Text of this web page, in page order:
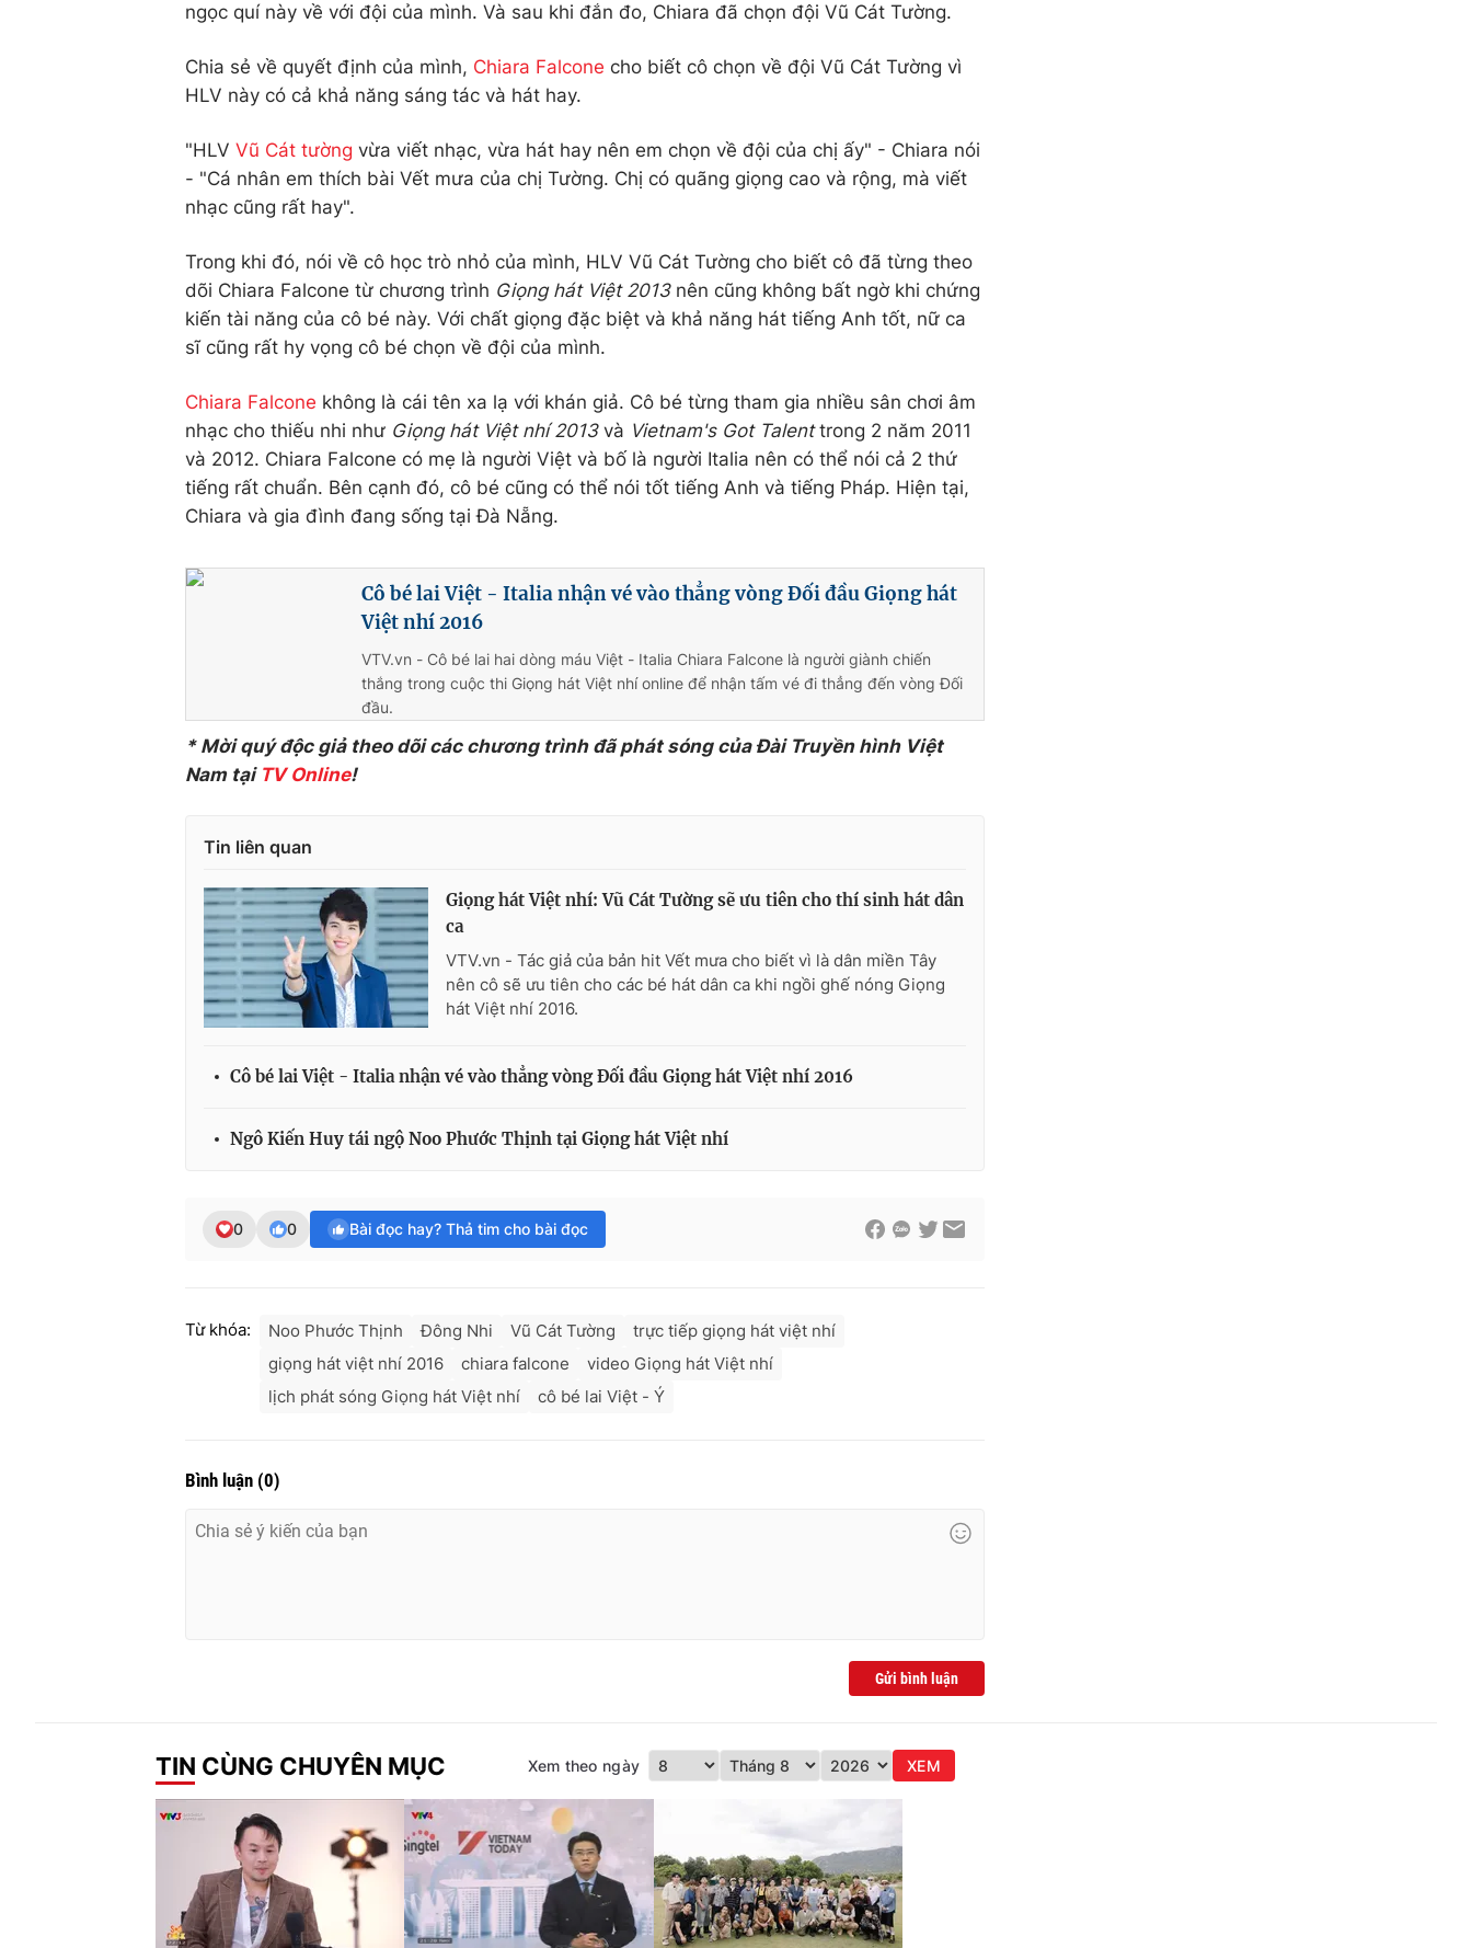
ngọc quí này về với đội của mình. Và sau khi đắn đo, Chiara đã chọn đội Vũ Cát Tường.
Chia sẻ về quyết định của mình, Chiara Falcone cho biết cô chọn về đội Vũ Cát Tường vì
HLV này có cả khả năng sáng tác và hát hay.
"HLV Vũ Cát tường vừa viết nhạc, vừa hát hay nên em chọn về đội của chị ấy" - Chiara nói
- "Cá nhân em thích bài Vết mưa của chị Tường. Chị có quãng giọng cao và rộng, mà viết
nhạc cũng rất hay".
Trong khi đó, nói về cô học trò nhỏ của mình, HLV Vũ Cát Tường cho biết cô đã từng theo
dõi Chiara Falcone từ chương trình Giọng hát Việt 2013 nên cũng không bất ngờ khi chứng
kiến tài năng của cô bé này. Với chất giọng đặc biệt và khả năng hát tiếng Anh tốt, nữ ca
sĩ cũng rất hy vọng cô bé chọn về đội của mình.
Chiara Falcone không là cái tên xa lạ với khán giả. Cô bé từng tham gia nhiều sân chơi âm
nhạc cho thiếu nhi như Giọng hát Việt nhí 2013và Vietnam's Got Talenttrong 2 năm 2011
và 2012. Chiara Falcone có mẹ là người Việt và bố là người Italia nên có thể nói cả 2 thứ
tiếng rất chuẩn. Bên cạnh đó, cô bé cũng có thể nói tốt tiếng Anh và tiếng Pháp. Hiện tại,
Chiara và gia đình đang sống tại Đà Nẵng.
Cô bé lai Việt - Italia nhận vé vào thẳng vòng Đối đầu Giọng hát
Việt nhí 2016
VTV.vn - Cô bé lai hai dòng máu Việt - Italia Chiara Falcone là người giành chiến
thắng trong cuộc thi Giọng hát Việt nhí online để nhận tấm vé đi thẳng đến vòng Đối
đầu.
* Mời quý độc giả theo dõi các chương trình đã phát sóng của Đài Truyền hình Việt
Nam tại TV Online!
Tin liên quan
Giọng hát Việt nhí: Vũ Cát Tường sẽ ưu tiên cho thí sinh hát dân
ca
VTV.vn - Tác giả của bản hit Vết mưa cho biết vì là dân miền Tây
nên cô sẽ ưu tiên cho các bé hát dân ca khi ngồi ghế nóng Giọng
hát Việt nhí 2016.
Cô bé lai Việt - Italia nhận vé vào thẳng vòng Đối đầu Giọng hát Việt nhí 2016
Ngô Kiến Huy tái ngộ Noo Phước Thịnh tại Giọng hát Việt nhí
0 0 Bài đọc hay? Thả tim cho bài đọc
Từ khóa: Noo Phước Thịnh Đông Nhi Vũ Cát Tường
trực tiếp giọng hát việt nhí
giọng hát việt nhí 2016
chiara falcone
video Giọng hát Việt nhí
lịch phát sóng Giọng hát Việt nhí
cô bé lai Việt - Ý
Bình luận (0)
Gửi bình luận
TIN CÙNG CHUYÊN MỤC Xem theo ngày XEM